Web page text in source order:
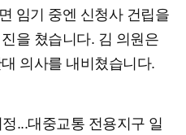
임기 중엔 신청사 건립을
을 쳤습니다. 김 의원은
의사를 내비쳤습니다.
...대중교통 전용지구 일